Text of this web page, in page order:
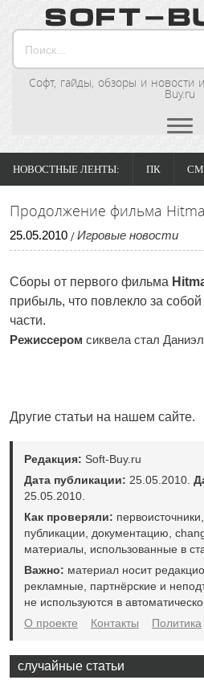
Софт, гайды, обзоры и новости
Buy.ru
НОВОСТНЫЕ ЛЕНТЫ: ПК
Продолжение фильма
25.05.2010 / Игровые новости
Сборы от первого фильма
прибыль, что повлекло за
части.
Режиссером сиквела стал
Другие статьи на нашем сайте.
Редакция: Soft-Buy.ru
Дата публикации: 25.05.2010.
25.05.2010.
Как проверяли:
публикации, документацию,
материалы, использованные в
Важно: материал носит
рекламные, партнёрские и
не используются в
О проекте
Контакты Политика
случайные статьи